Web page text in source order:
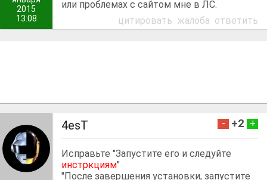
2015
13:08
или проблемах с сайтом мне в ЛС.
цитировать жалоба ответить
4esT - +2 +
Исправьте "Запустите его и следуйте
инстркциям"
"После завершения установки, запустите